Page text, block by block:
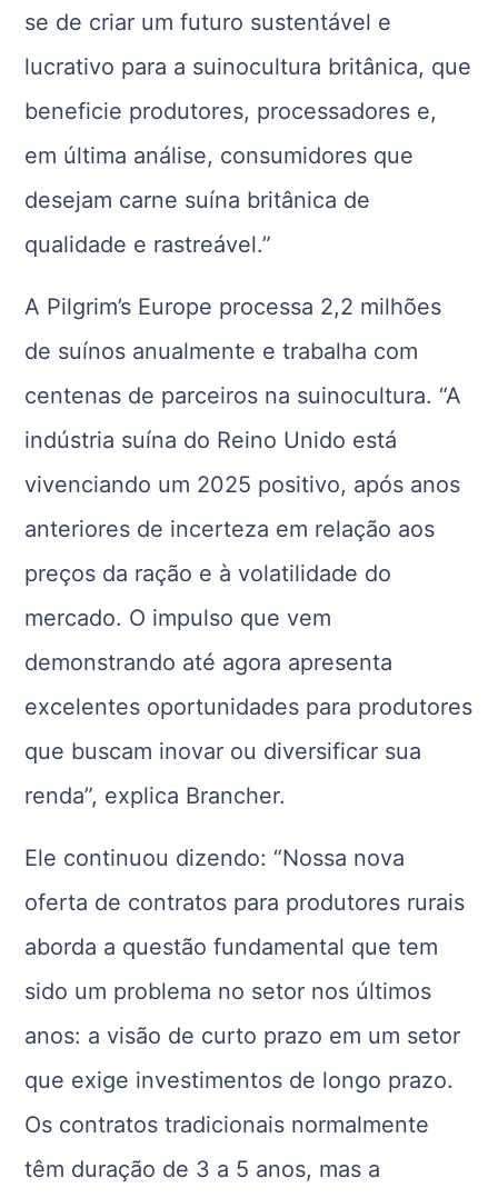
se de criar um futuro sustentável e
lucrativo para a suinocultura britânica, que
beneficie produtores, processadores e,
em última análise, consumidores que
desejam carne suína britânica de
qualidade e rastreável.”
A Pilgrim’s Europe processa 2,2 milhões
de suínos anualmente e trabalha com
centenas de parceiros na suinocultura. “A
indústria suína do Reino Unido está
vivenciando um 2025 positivo, após anos
anteriores de incerteza em relação aos
preços da ração e à volatilidade do
mercado. O impulso que vem
demonstrando até agora apresenta
excelentes oportunidades para produtores
que buscam inovar ou diversificar sua
renda”, explica Brancher.
Ele continuou dizendo: “Nossa nova
oferta de contratos para produtores rurais
aborda a questão fundamental que tem
sido um problema no setor nos últimos
anos: a visão de curto prazo em um setor
que exige investimentos de longo prazo.
Os contratos tradicionais normalmente
têm duração de 3 a 5 anos, mas a